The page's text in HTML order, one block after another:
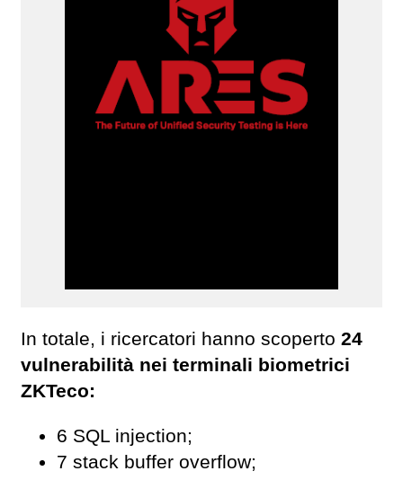
In totale, i ricercatori hanno scoperto 24
vulnerabilità nei terminali biometrici
ZKTeco:
6 SQL injection;
7 stack buffer overflow;